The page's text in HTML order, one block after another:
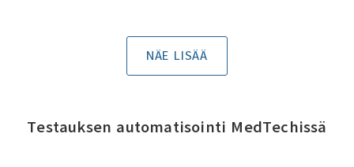
NÄE LISÄÄ
Testauksen automatisointi MedTechissä